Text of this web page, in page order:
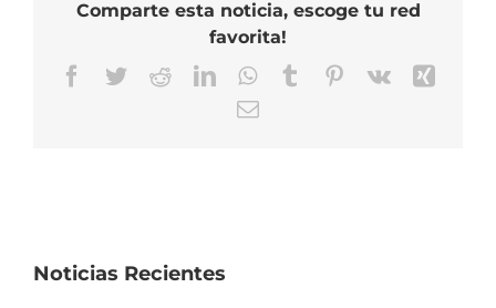
Comparte esta noticia, escoge tu red
favorita!
Facebook
TwitterRedditLinkedInWhatsApp
TumblrPinterest
Vk
Correo
Noticias Recientes